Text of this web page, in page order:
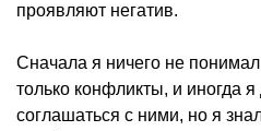
проявляют негатив.
Сначала я ничего не
только конфликты, и иногда
соглашаться с ними, но я